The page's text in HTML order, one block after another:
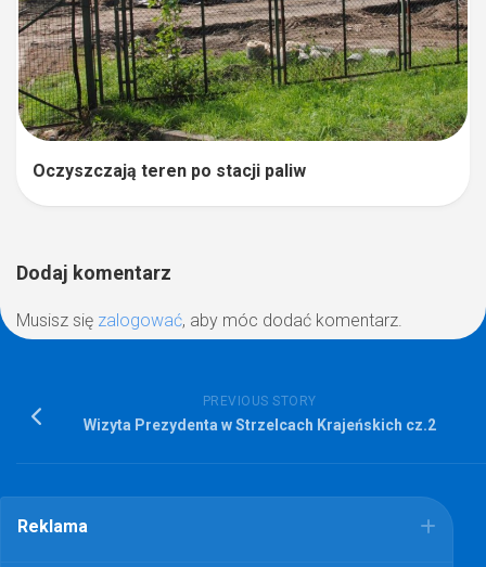
Oczyszczają teren po stacji paliw
Dodaj komentarz
Musisz się zalogować, aby móc dodać komentarz.
PREVIOUS STORY
Wizyta Prezydenta w Strzelcach Krajeńskich cz.2
Reklama